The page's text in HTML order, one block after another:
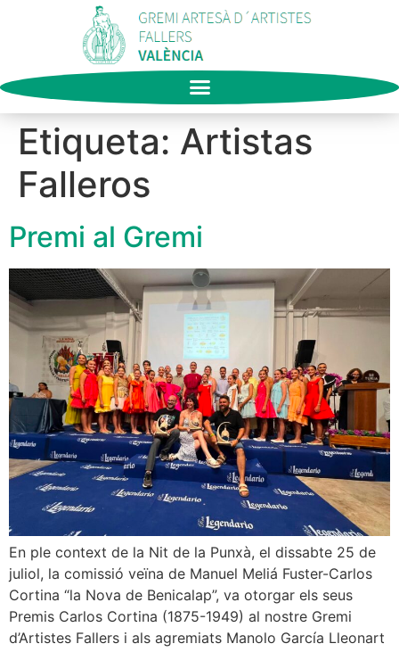
Etiqueta: Artistas
Falleros
Premi al Gremi
En ple context de la Nit de la Punxà, el dissabte 25 de
juliol, la comissió veïna de Manuel Meliá Fuster-Carlos
Cortina “la Nova de Benicalap”, va otorgar els seus
Premis Carlos Cortina (1875-1949) al nostre Gremi
d’Artistes Fallers i als agremiats Manolo García Lleonart